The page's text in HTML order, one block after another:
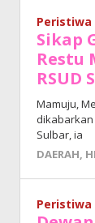
Peristiwa
Sikap
Restu
RSUD
Mamuju,
dikabarkan
Sulbar, ia
DAERAH,
Peristiwa